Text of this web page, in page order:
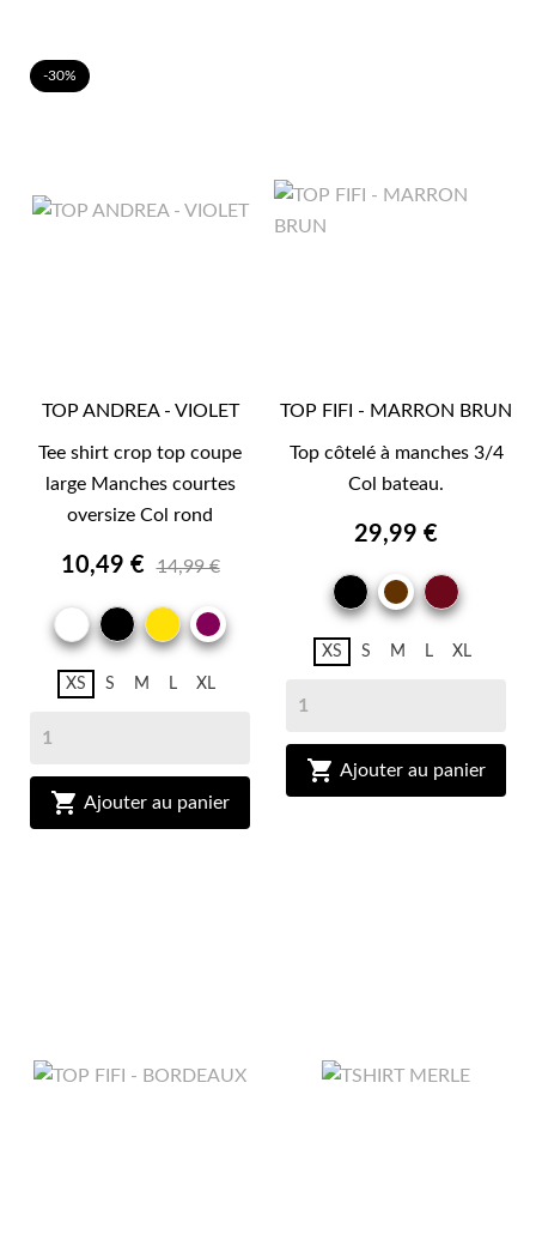
-30%
TOP ANDREA - VIOLET
Tee shirt crop top coupe
large Manches courtes
oversize Col rond
10,49 € 14,99 €
BLANCNOIRJAUNEVIOLET
XS S M L XL
 Ajouter au panier
TOP FIFI - MARRON BRUN
Top côtelé à manches 3/4
Col bateau.
29,99 €
NOIRMARRON
BRUN
XS S M L XL
 Ajouter au panier